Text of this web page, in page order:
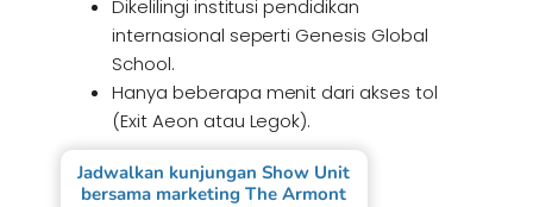
Dikelilingi institusi pendidikan
internasional seperti Genesis Global
School.
Hanya beberapa menit dari akses tol
(Exit Aeon atau Legok).
Jadwalkan kunjungan Show Unit
bersama marketing The Armont